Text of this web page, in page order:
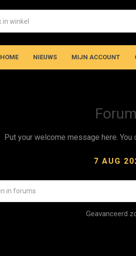
HOME NIEUWS MIJN ACCOUNT
Put your welcome message here.
7 AUG
Geavanceerd